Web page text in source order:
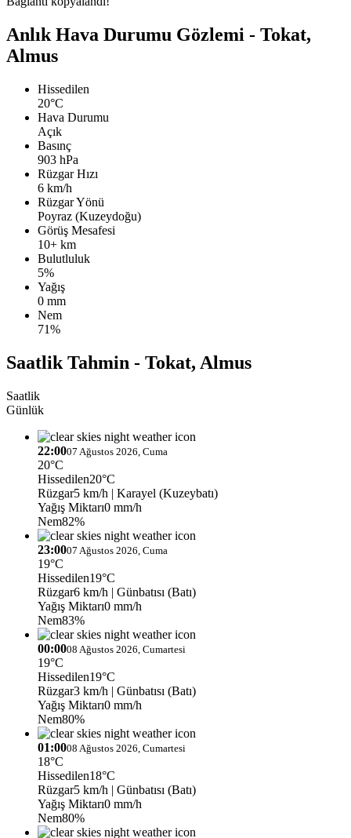
Anlık Hava Durumu Gözlemi - Tokat,
Almus
Hissedilen
20°C
Hava Durumu
Açık
Basınç
903 hPa
Rüzgar Hızı
6 km/h
Rüzgar Yönü
Poyraz (Kuzeydoğu)
Görüş Mesafesi
10+ km
Bulutluluk
5%
Yağış
0 mm
Nem
71%
Saatlik Tahmin - Tokat, Almus
Saatlik
Günlük
22:0007 Ağustos 2026, Cuma
20°C
Hissedilen20°C
Rüzgar5 km/h | Karayel (Kuzeybatı)
Yağış Miktarı0 mm/h
Nem82%
23:0007 Ağustos 2026, Cuma
19°C
Hissedilen19°C
Rüzgar6 km/h | Günbatısı (Batı)
Yağış Miktarı0 mm/h
Nem83%
00:0008 Ağustos 2026, Cumartesi
19°C
Hissedilen19°C
Rüzgar3 km/h | Günbatısı (Batı)
Yağış Miktarı0 mm/h
Nem80%
01:0008 Ağustos 2026, Cumartesi
18°C
Hissedilen18°C
Rüzgar5 km/h | Günbatısı (Batı)
Yağış Miktarı0 mm/h
Nem80%